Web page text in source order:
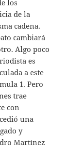
los
de la
cadena.
cambiará
Algo poco
es
a este
1. Pero
trae
con
una
y
Martínez